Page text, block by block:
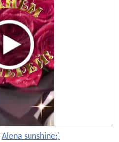
Alena sunshine:)